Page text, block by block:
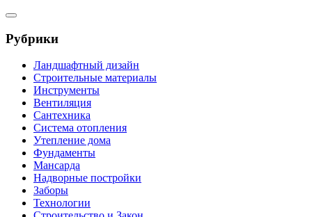
Рубрики
Ландшафтный дизайн
Строительные материалы
Инструменты
Вентиляция
Сантехника
Система отопления
Утепление дома
Фундаменты
Мансарда
Надворные постройки
Заборы
Технологии